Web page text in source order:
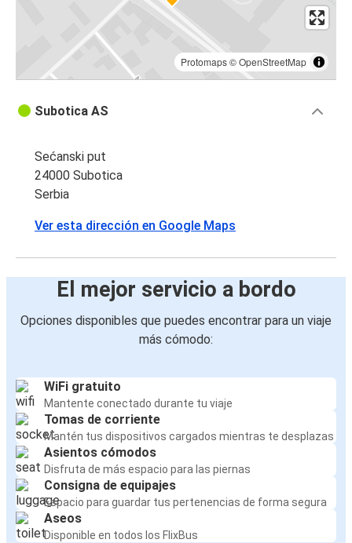
Protomaps©OpenStreetMap
Subotica AS
Sećanski put
24000 Subotica
Serbia
Ver esta dirección en Google Maps
El mejor servicio a bordo
Opciones disponibles que puedes encontrar para un viaje
más cómodo:
WiFi gratuito
Mantente conectado durante tu viaje
Tomas de corriente
Mantén tus dispositivos cargados mientras te desplazas
Asientos cómodos
Disfruta de más espacio para las piernas
Consigna de equipajes
Espacio para guardar tus pertenencias de forma segura
Aseos
Disponible en todos los FlixBus